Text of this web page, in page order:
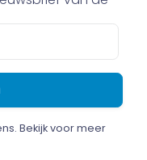
Bekijk voor meer